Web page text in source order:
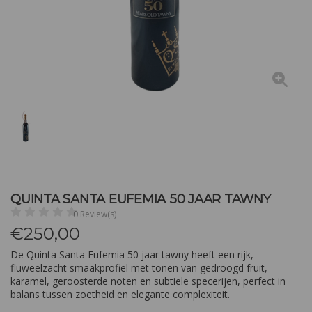
QUINTA SANTA EUFEMIA 50 JAAR TAWNY
0 Review(s)
€250,00
De Quinta Santa Eufemia 50 jaar tawny heeft een rijk,
fluweelzacht smaakprofiel met tonen van gedroogd fruit,
karamel, geroosterde noten en subtiele specerijen, perfect in
balans tussen zoetheid en elegante complexiteit.